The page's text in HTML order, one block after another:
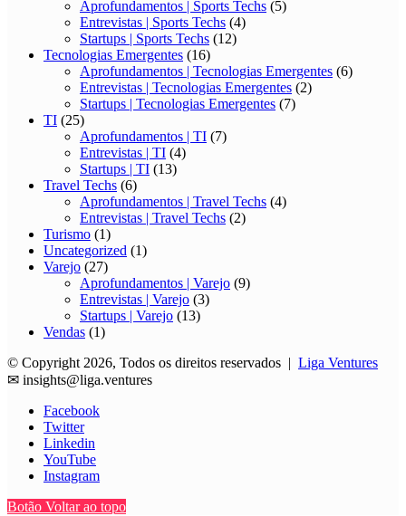
Aprofundamentos | Sports Techs (5)
Entrevistas | Sports Techs (4)
Startups | Sports Techs (12)
Tecnologias Emergentes (16)
Aprofundamentos | Tecnologias Emergentes (6)
Entrevistas | Tecnologias Emergentes (2)
Startups | Tecnologias Emergentes (7)
TI (25)
Aprofundamentos | TI (7)
Entrevistas | TI (4)
Startups | TI (13)
Travel Techs (6)
Aprofundamentos | Travel Techs (4)
Entrevistas | Travel Techs (2)
Turismo (1)
Uncategorized (1)
Varejo (27)
Aprofundamentos | Varejo (9)
Entrevistas | Varejo (3)
Startups | Varejo (13)
Vendas (1)
© Copyright 2026, Todos os direitos reservados | Liga Ventures
✉ insights@liga.ventures
Facebook
Twitter
Linkedin
YouTube
Instagram
Botão Voltar ao topo